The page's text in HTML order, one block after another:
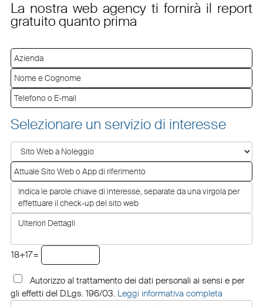
La nostra web agency ti fornirà il report
gratuito quanto prima
Selezionare un servizio di interesse
18+17=
Autorizzo al trattamento dei dati personali ai sensi e per
gli effetti del D.Lgs. 196/03. Leggi informativa completa